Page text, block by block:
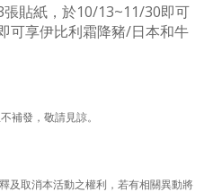
張貼紙，於10/13~11/30即可
可享伊比利霜降豬/日本和牛
補發，敬請見諒。
及取消本活動之權利，若有相關異動將